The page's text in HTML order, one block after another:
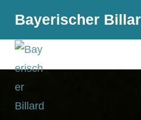
Bayerischer